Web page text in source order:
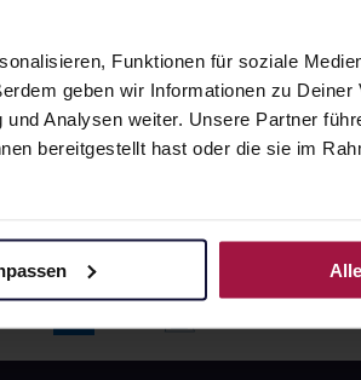
Funktionen für soziale
geben wir Informationen zu Deiner
Analysen weiter. Unsere Partner
bereitgestellt hast oder die sie im